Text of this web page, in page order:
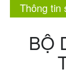
Thông tin
BỘ